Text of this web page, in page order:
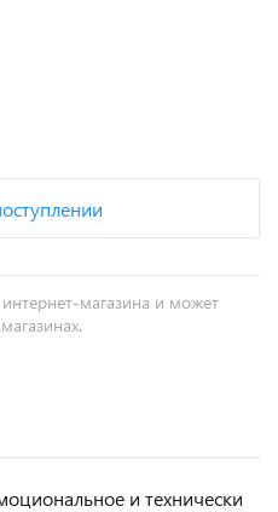
магазина и может
и технически